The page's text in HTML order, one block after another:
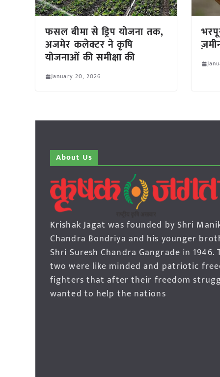
फसल बीमा से ड्रिप योजना तक,
अजमेर कलेक्टर ने कृषि
योजनाओं की समीक्षा की
January 20, 2026
About Us
Krishak Jagat was founded by Shri
Chandra Bondriya and his younger
Shri Suresh Chandra Gangrade in 1946.
two were like minded and patriotic
fighters that after their freedom
wanted to help the nations